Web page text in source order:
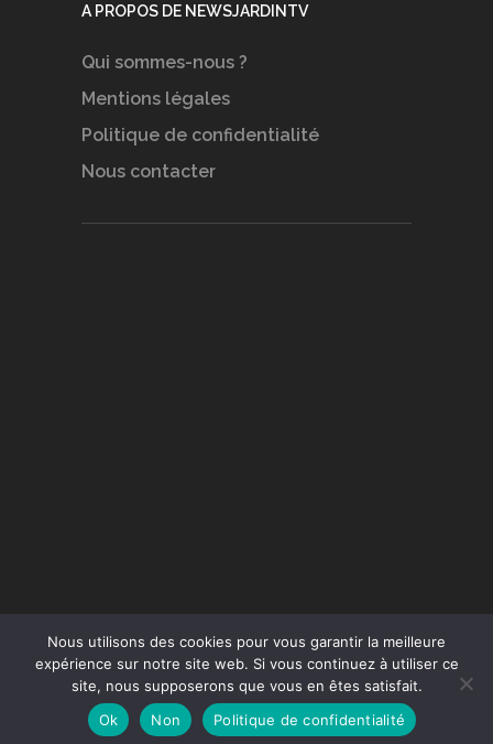
A PROPOS DE NEWSJARDINTV
Qui sommes-nous ?
Mentions légales
Politique de confidentialité
Nous contacter
Conception du site :Agence Jus de Citron
Nous utilisons des cookies pour vous garantir la meilleure
expérience sur notre site web. Si vous continuez à utiliser ce
site, nous supposerons que vous en êtes satisfait.
Ok
Non Politique de confidentialité